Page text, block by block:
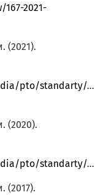
2021-
(2021).
pto/standarty/
(2020).
2020/10/30/Barmen.doc
(2017).